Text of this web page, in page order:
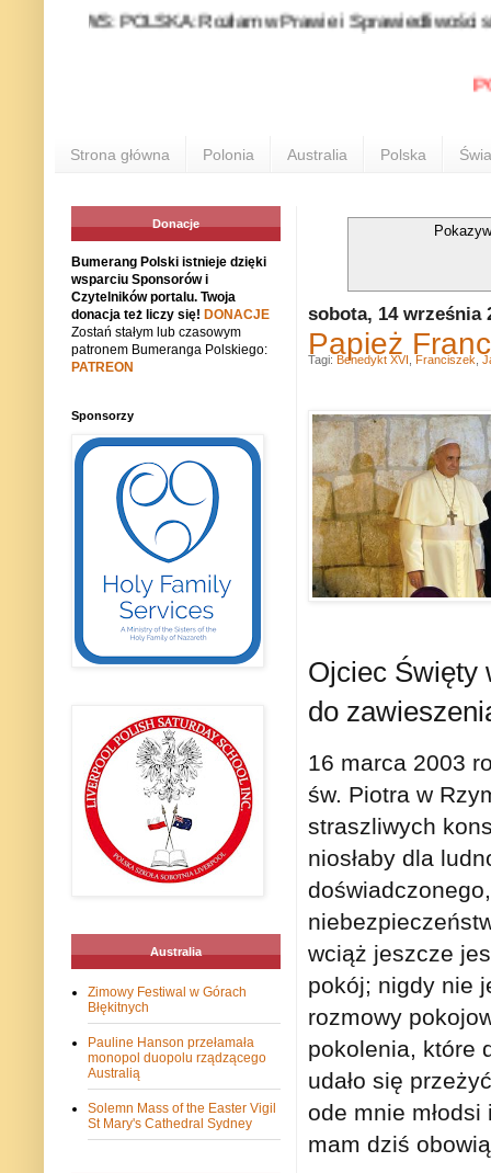
POLSKA: Rozłam w Prawie i Sprawiedliwości stał się
Strona główna Polonia Australia Polska
sobota, 14 września
Papież
Ojciec Święty
do
16 marca 2003
św. Piotra w
straszliwych
niosłaby dla
wciąż jeszcze
pokój; nigdy nie
rozmowy
pokolenia, które
udało się
ode mnie
mam dziś
Tagi: Benedykt XVI Franciszek
Donacje
Bumerang Polski istnieje dzięki
wsparciu Sponsorów i
Czytelników portalu. Twoja
donacja też liczy się! DONACJE
Zostań stałym lub czasowym
patronem Bumeranga Polskiego:
PATREON
Sponsorzy
Australia
Zimowy Festiwal w Górach
Błękitnych
Pauline Hanson przełamała
monopol duopolu rządzącego
Australią
Solemn Mass of the Easter Vigil
St Mary's Cathedral Sydney